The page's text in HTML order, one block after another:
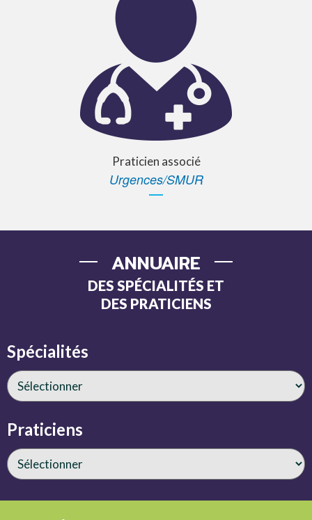
Praticien associé
Urgences/SMUR
ANNUAIRE
DES SPÉCIALITÉS ET
DES PRATICIENS
Spécialités
Praticiens